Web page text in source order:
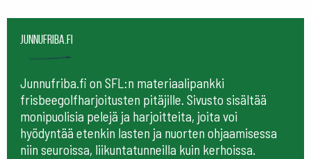
Junnufriba.fi
Junnufriba.fi on SFL:n materiaalipankki
frisbeegolfharjoitusten pitäjille. Sivusto sisältää
monipuolisia pelejä ja harjoitteita, joita voi
hyödyntää etenkin lasten ja nuorten ohjaamisessa
niin seuroissa, liikuntatunneilla kuin kerhoissa.